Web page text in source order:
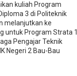
kuliah Program
3 di Politeknik
melanjutkan ke
untuk Program Strata 1
Pengajar Teknik
Negeri 2 Bau-Bau